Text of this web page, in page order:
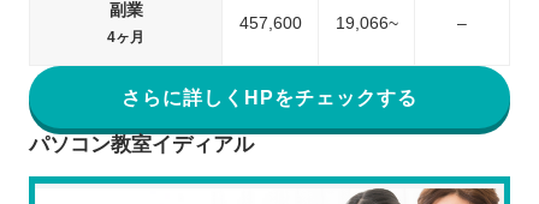
副業
4ヶ月
457,600 19,066~ –
さらに詳しくHPをチェックする
パソコン教室イディアル